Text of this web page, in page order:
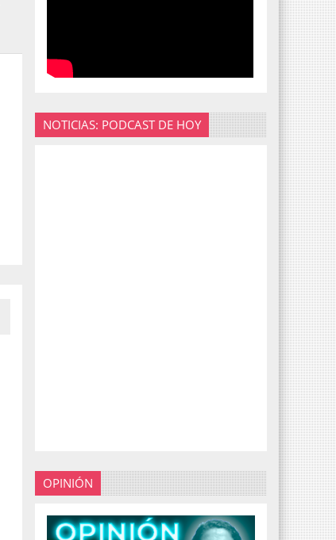
NOTICIAS: PODCAST DE HOY
OPINIÓN